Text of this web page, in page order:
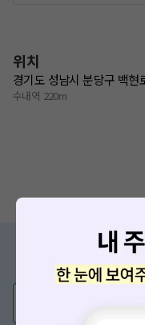
위치
경기도 성남시 분당구 백현
수내역 220m
증상/치
의